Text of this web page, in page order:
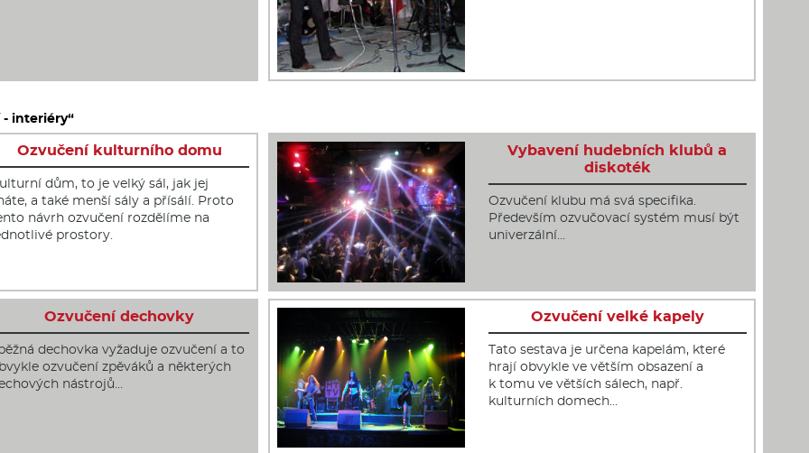
- interiéry“
Ozvučení kulturního domu
dům, to je velký sál, jak jej
a také menší sály a přísálí. Proto
návrh ozvučení rozdělíme na
prostory.
Vybavení hudebních klubů a
diskoték
Ozvučení klubu má svá specifika.
Především ozvučovací systém musí být
univerzální…
Ozvučení dechovky
dechovka vyžaduje ozvučení a to
ozvučení zpěváků a některých
nástrojů…
Ozvučení velké kapely
Tato sestava je určena kapelám, které
hrají obvykle ve větším obsazení a
k tomu ve větších sálech, např.
kulturních domech…